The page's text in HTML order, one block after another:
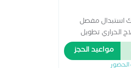
استبدال مفصل
الحراري تطويل
اللاسلكية علاج
تبديل مفصل
مواعيد الحجز